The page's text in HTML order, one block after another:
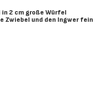
2 cm große Würfel
Zwiebel und den Ingwer fein